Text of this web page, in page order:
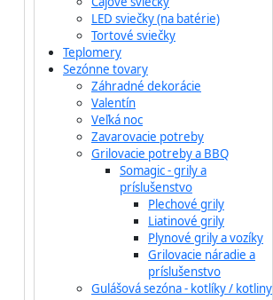
LED sviečky (na batérie)
Tortové sviečky
Teplomery
Sezónne tovary
Záhradné dekorácie
Valentín
Veľká noc
Zavarovacie potreby
Grilovacie potreby a BBQ
Somagic - grily a
príslušenstvo
Plechové grily
Liatinové grily
Plynové grily a vozíky
Grilovacie náradie a
príslušenstvo
Gulášová sezóna - kotlíky / kotliny